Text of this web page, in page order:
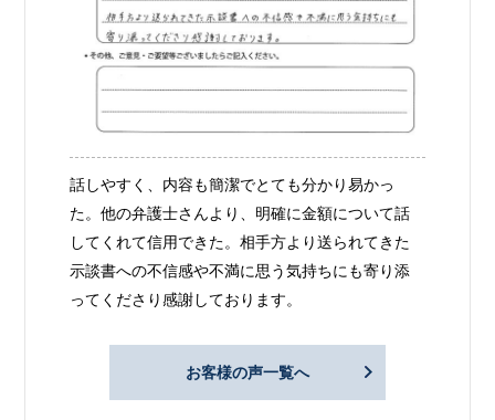
話しやすく、内容も簡潔でとても分かり易かっ
た。他の弁護士さんより、明確に金額について話
してくれて信用できた。相手方より送られてきた
示談書への不信感や不満に思う気持ちにも寄り添
ってくださり感謝しております。
お客様の声一覧へ